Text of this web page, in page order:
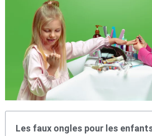
Les faux ongles pour les